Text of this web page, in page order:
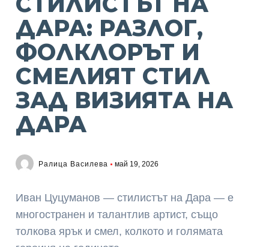
ДАРА: РАЗЛОГ,
ФОЛКЛОРЪТ И
СМЕЛИЯТ СТИЛ
ЗАД ВИЗИЯТА НА
ДАРА
Ралица Василева май 19, 2026
Иван Цуцуманов — стилистът на Дара — е
многостранен и талантлив артист, също
толкова ярък и смел, колкото и голямата